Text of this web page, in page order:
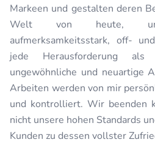
Markeen und gestalten deren
Welt von heute,
aufmerksamkeitsstark, off-
jede Herausforderung
ungewöhnliche und neuartige
Arbeiten werden von mir
und kontrolliert. Wir beenden
nicht unsere hohen Standards
Kunden zu dessen vollster